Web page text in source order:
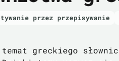
przez przepisywanie
temat greckiego